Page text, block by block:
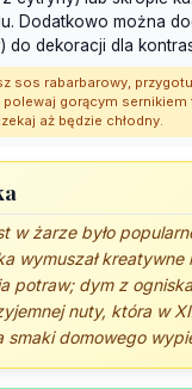
Dodatkowo można
do dekoracji dla
sos rabarbarowy,
gorącym sernikiem
aż będzie chłodny.
w żarze było
wymuszał kreatywne
potraw; dym z
nuty, która w
smaki domowego